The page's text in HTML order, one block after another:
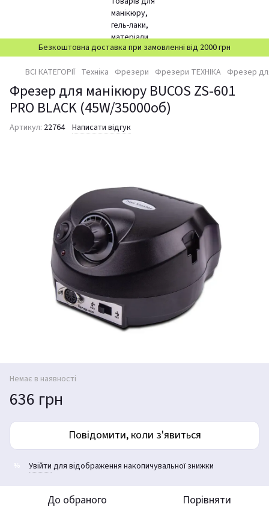
Безкоштовна доставка при замовленні від 2000 грн
ВСІ КАТЕГОРІЇ Техніка Фрезери Фрезери ТЕХНІКА Фрезер
Фрезер для манікюру BUCOS ZS-601
PRO BLACK (45W/35000об)
Артикул: 22764 Написати відгук
Немає в наявності
636 грн
Повідомити, коли з'явиться
Увійти для відображення накопичувальної знижки
До обраного Порівняти